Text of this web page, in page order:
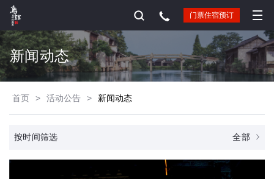
门票住宿预订
新闻动态
首页 > 活动公告 > 新闻动态
按时间筛选 全部